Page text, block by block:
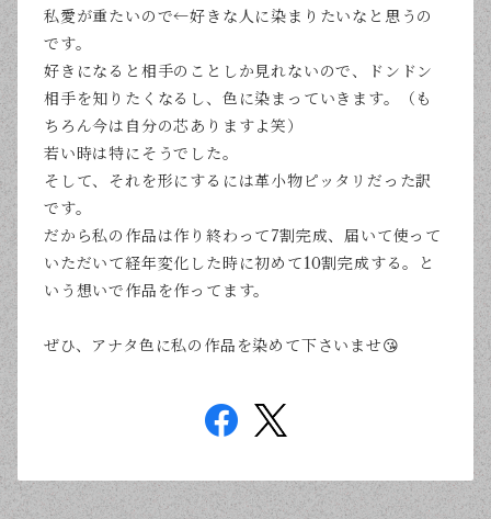
私愛が重たいので←好きな人に染まりたいなと思うの
です。
好きになると相手のことしか見れないので、ドンドン
相手を知りたくなるし、色に染まっていきます。（も
ちろん今は自分の芯ありますよ笑）
若い時は特にそうでした。
そして、それを形にするには革小物ピッタリだった訳
です。
だから私の作品は作り終わって7割完成、届いて使って
いただいて経年変化した時に初めて10割完成する。と
いう想いで作品を作ってます。
ぜひ、アナタ色に私の作品を染めて下さいませ😘